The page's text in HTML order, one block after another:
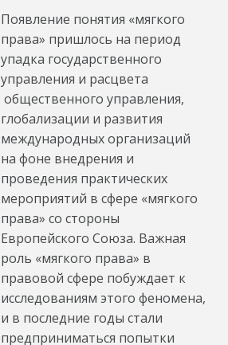
Появление понятия «мягкого
права» пришлось на период
упадка государственного
управления и расцвета
общественного управления,
глобализации и развития
международных организаций
на фоне внедрения и
проведения практических
мероприятий в сфере «мягкого
права» со стороны
Европейского Союза. Важная
роль «мягкого права» в
правовой сфере побуждает к
исследованиям этого феномена,
и в последние годы стали
предприниматься попытки